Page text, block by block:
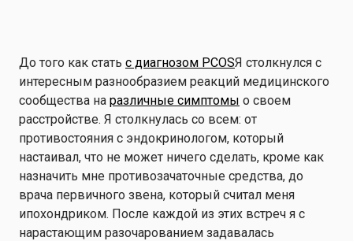
До того как стать с диагнозом PCOSЯ столкнулся с
интересным разнообразием реакций медицинского
сообщества на различные симптомы о своем
расстройстве. Я столкнулась со всем: от
противостояния с эндокринологом, который
настаивал, что не может ничего сделать, кроме как
назначить мне противозачаточные средства, до
врача первичного звена, который считал меня
ипохондриком. После каждой из этих встреч я с
нарастающим разочарованием задавалась